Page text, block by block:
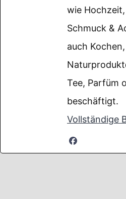
wie
Schmuck &
auch
Tee, Parfüm
beschäftigt.
Vollständige